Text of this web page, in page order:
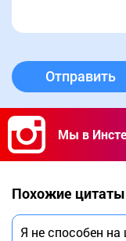
Отправить
Мы в Инсте
Похожие цитаты
Я не способен